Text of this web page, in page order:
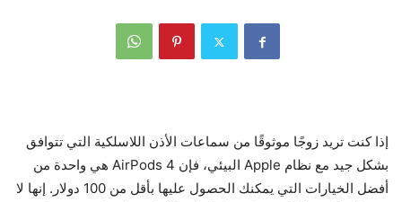
إذا كنت تريد زوجًا موثوقًا من سماعات الأذن اللاسلكية التي تتوافق
بشكل جيد مع نظام Apple البيئي، فإن AirPods 4 هي واحدة من
أفضل الخيارات التي يمكنك الحصول عليها بأقل من 100 دولار. إنها لا